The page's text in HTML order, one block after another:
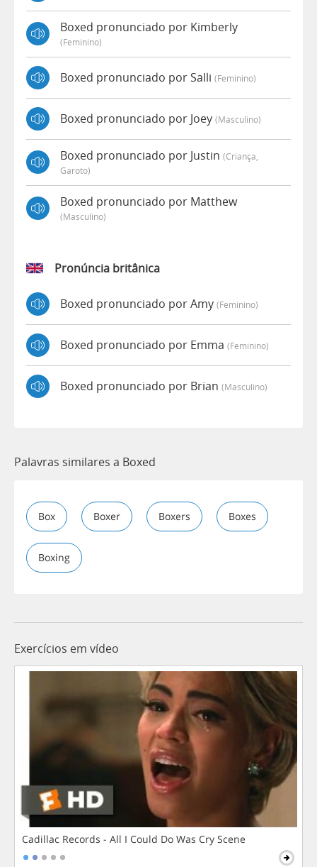
Boxed pronunciado por Kimberly
(feminino)
Boxed pronunciado por Salli (feminino)
Boxed pronunciado por Joey (masculino)
Boxed pronunciado por Justin (criança,
Garoto)
Boxed pronunciado por Matthew
(masculino)
Pronúncia britânica
Boxed pronunciado por Amy (feminino)
Boxed pronunciado por Emma (feminino)
Boxed pronunciado por Brian (masculino)
Palavras similares a Boxed
Box Boxer Boxers Boxes
Boxing
Exercícios em vídeo
Cadillac Records - All I Could Do Was Cry Scene